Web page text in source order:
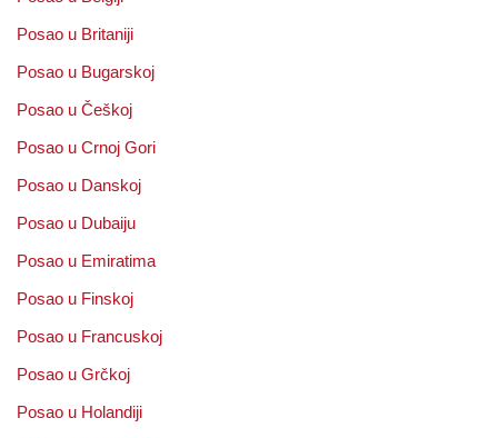
Posao u Britaniji
Posao u Bugarskoj
Posao u Češkoj
Posao u Crnoj Gori
Posao u Danskoj
Posao u Dubaiju
Posao u Emiratima
Posao u Finskoj
Posao u Francuskoj
Posao u Grčkoj
Posao u Holandiji